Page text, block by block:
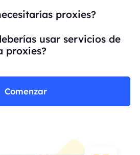
proxies?
usar servicios de
proxies?
Comenzar